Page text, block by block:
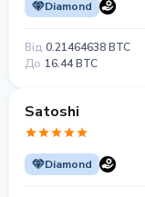
Diamond
Від 0.21464638 BTC
До 16.44 BTC
Satoshi
Diamond